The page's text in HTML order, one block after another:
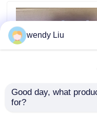
संपर्क करें
समाचार
Xinchai C490BPG-
wendy Liu
Good day, what
for?